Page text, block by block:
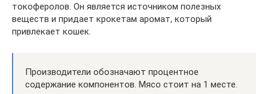
токоферолов. Он является источником полезных
веществ и придает крокетам аромат, который
привлекает кошек.
Производители обозначают процентное
содержание компонентов. Мясо стоит на 1 месте.